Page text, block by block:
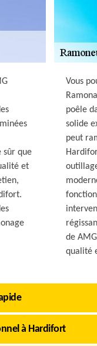
sûr que
et
Vous
poêle
solide
peut
de
qualité
à Hardifort